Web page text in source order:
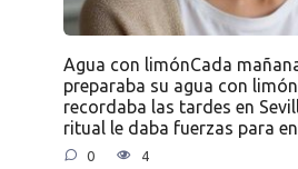
Agua con limónCada
preparaba su agua con
recordaba las tardes en
ritual le daba fuerzas para
0 4